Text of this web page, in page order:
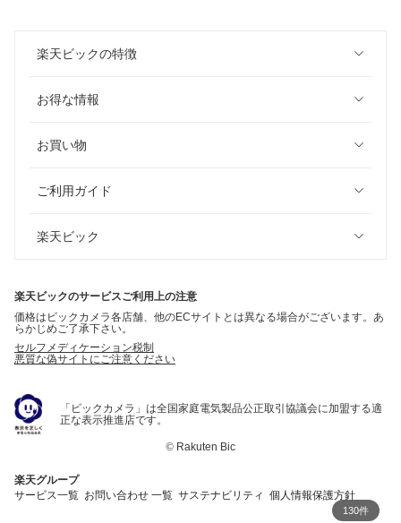
楽天ビックの特徴
お得な情報
お買い物
ご利用ガイド
楽天ビック
楽天ビックのサービスご利用上の注意
価格はビックカメラ各店舗、他のECサイトとは異なる場合がございます。あ
らかじめご了承下さい。
セルフメディケーション税制
悪質な偽サイトにご注意ください
「ビックカメラ」は全国家庭電気製品公正取引協議会に加盟する適
正な表示推進店です。
© Rakuten Bic
楽天グループ
サービス一覧 お問い合わせ 一覧 サステナビリティ 個人情報保護方針
130件